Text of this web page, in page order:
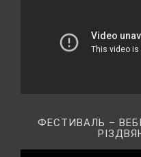
ФЕСТИВАЛЬ –